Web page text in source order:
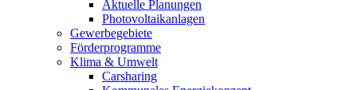
Aktuelle Planungen
Photovoltaikanlagen
Gewerbegebiete
Förderprogramme
Klima & Umwelt
Carsharing